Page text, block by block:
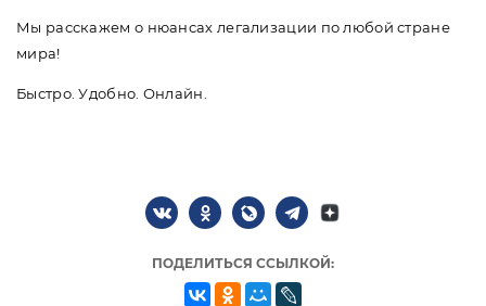
Мы расскажем о нюансах легализации по любой стране
мира!
Быстро. Удобно. Онлайн.
ПОДЕЛИТЬСЯ ССЫЛКОЙ: